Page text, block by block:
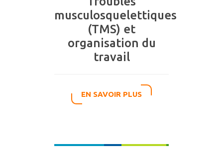
musculosquelettiques
(TMS) et
organisation du
travail
EN SAVOIR PLUS